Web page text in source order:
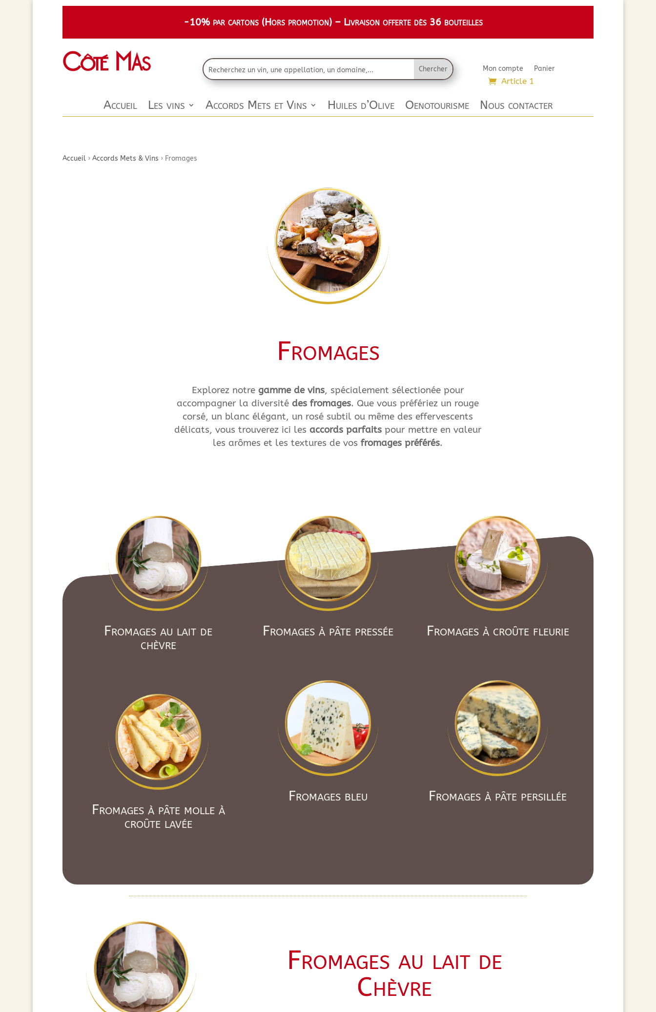
-10% par cartons (Hors promotion) – Livraison offerte dès 36 bouteilles
Mon compte Panier
Article 1
Accueil Les vins Accords Mets et Vins Huiles d’Olive Oenotourisme Nous contacter
Accueil› Accords Mets & Vins › Fromages
Fromages
Explorez notre gamme de vins, spécialement sélectionée pour
accompagner la diversité des fromages. Que vous préfériez un rouge
corsé, un blanc élégant, un rosé subtil ou même des effervescents
délicats, vous trouverez ici les accords parfaitspour mettre en valeur
les arômes et les textures de vosfromages préférés.
Fromages au lait de
chèvre
Fromages à pâte molle à
croûte lavée
Fromages à pâte pressée
Fromages bleu
Fromages à croûte fleurie
Fromages à pâte persillée
Fromages au lait de
Chèvre